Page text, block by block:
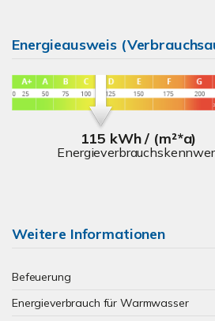
Energieausweis
115 kWh / (m²*a)
Weitere Informationen
Befeuerung
Energieverbrauch für Warmwasser